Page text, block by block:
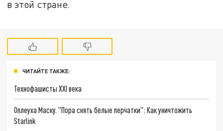
в этой стране.
ЧИТАЙТЕ ТАКЖЕ:
Технофашисты XXI века
Оплеуха Маску. "Пора снять белые перчатки": Как уничтожить
Starlink